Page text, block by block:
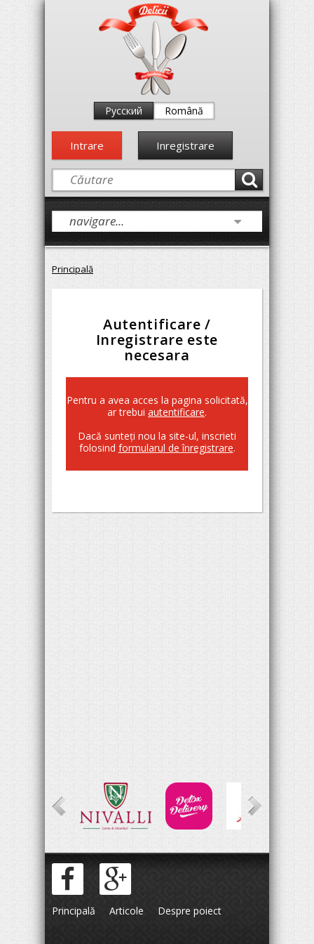
Русский Română
Intrare Inregistrare
Principală
Autentificare /
Inregistrare este
necesara
Pentru a avea acces la pagina solicitată,
ar trebui autentificare.
Dacă sunteţi nou la site-ul, inscrieti
folosind formularul de înregistrare.
Principală Articole Despre poiect